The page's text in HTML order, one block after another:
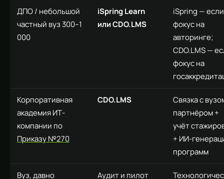
ДПО / небольшой
частный вуз 300–1
000
iSpring Learn
или CDO.LMS
iSpring — если
фокус на
авторинге;
CDO.LMS —
фокус на
Корпоративная
академия ИТ-
компании по
Приказу №270
CDO.LMS
Связка с
партнёром +
учёт
+ ИИ-
программ
Вуз, давно Аудит и пилот